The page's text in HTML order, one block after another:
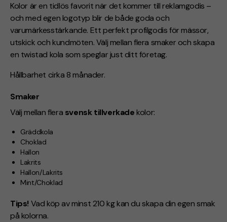
Kolor är en tidlös favorit när det kommer till reklamgodis –
och med egen logotyp blir de både goda och
varumärkesstärkande. Ett perfekt profilgodis för mässor,
utskick och kundmöten. Välj mellan flera smaker och skapa
en twistad kola som speglar just ditt företag.
Hållbarhet cirka 8 månader.
Smaker
Välj mellan flera svensk tillverkadekolor:
Gräddkola
Choklad
Hallon
Lakrits
Hallon/Lakrits
Mint/Choklad
Tips! Vad köp av minst 210 kg kan du skapa din egen smak
på kolorna.